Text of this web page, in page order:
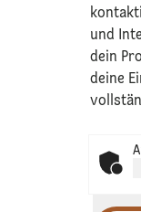
und
dein
deine